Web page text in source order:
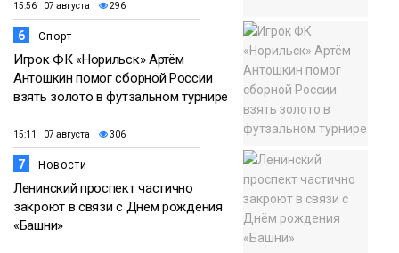
15:56 07 августа 296
6 Спорт
Игрок ФК «Норильск» Артём
Антошкин помог сборной России
взять золото в футзальном турнире
15:11 07 августа 306
7 Новости
Ленинский проспект частично
закроют в связи с Днём рождения
«Башни»